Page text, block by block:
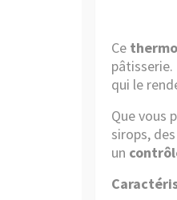
Ce
qui le
Que vous
sirops,
un